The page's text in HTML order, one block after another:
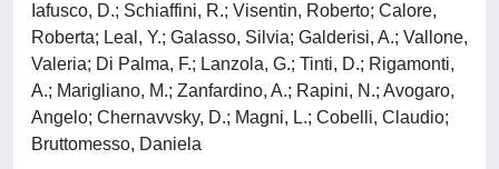
Iafusco, D.; Schiaffini, R.; Visentin, Roberto; Calore,
Roberta; Leal, Y.; Galasso, Silvia; Galderisi, A.; Vallone,
Valeria; Di Palma, F.; Lanzola, G.; Tinti, D.; Rigamonti,
A.; Marigliano, M.; Zanfardino, A.; Rapini, N.; Avogaro,
Angelo; Chernavvsky, D.; Magni, L.; Cobelli, Claudio;
Bruttomesso, Daniela